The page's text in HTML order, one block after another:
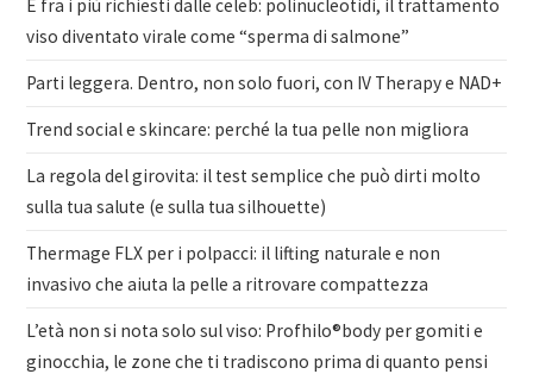
È fra i più richiesti dalle celeb: polinucleotidi, il trattamento
viso diventato virale come “sperma di salmone”
Parti leggera. Dentro, non solo fuori, con IV Therapy e NAD+
Trend social e skincare: perché la tua pelle non migliora
La regola del girovita: il test semplice che può dirti molto
sulla tua salute (e sulla tua silhouette)
Thermage FLX per i polpacci: il lifting naturale e non
invasivo che aiuta la pelle a ritrovare compattezza
L’età non si nota solo sul viso: Profhilo®body per gomiti e
ginocchia, le zone che ti tradiscono prima di quanto pensi